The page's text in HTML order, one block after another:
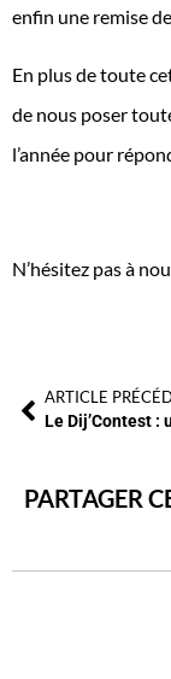
enfin une remise
En plus de toute
de nous poser
l’année pour
N’hésitez pas à
ARTICLE
Le Dij’Contest :
PARTAGER